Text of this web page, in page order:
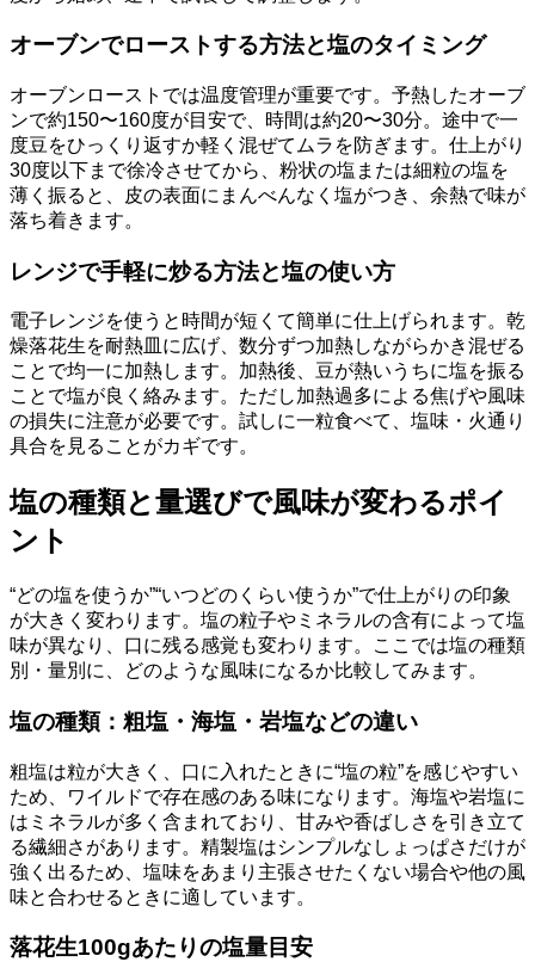
オーブンでローストする方法と塩のタイミング
オーブンローストでは温度管理が重要です。予熱したオーブ
ンで約150〜160度が目安で、時間は約20〜30分。途中で一
度豆をひっくり返すか軽く混ぜてムラを防ぎます。仕上がり
30度以下まで徐冷させてから、粉状の塩または細粒の塩を
薄く振ると、皮の表面にまんべんなく塩がつき、余熱で味が
落ち着きます。
レンジで手軽に炒る方法と塩の使い方
電子レンジを使うと時間が短くて簡単に仕上げられます。乾
燥落花生を耐熱皿に広げ、数分ずつ加熱しながらかき混ぜる
ことで均一に加熱します。加熱後、豆が熱いうちに塩を振る
ことで塩が良く絡みます。ただし加熱過多による焦げや風味
の損失に注意が必要です。試しに一粒食べて、塩味・火通り
具合を見ることがカギです。
塩の種類と量選びで風味が変わるポイ
ント
“どの塩を使うか”“いつどのくらい使うか”で仕上がりの印象
が大きく変わります。塩の粒子やミネラルの含有によって塩
味が異なり、口に残る感覚も変わります。ここでは塩の種類
別・量別に、どのような風味になるか比較してみます。
塩の種類：粗塩・海塩・岩塩などの違い
粗塩は粒が大きく、口に入れたときに“塩の粒”を感じやすい
ため、ワイルドで存在感のある味になります。海塩や岩塩に
はミネラルが多く含まれており、甘みや香ばしさを引き立て
る繊細さがあります。精製塩はシンプルなしょっぱさだけが
強く出るため、塩味をあまり主張させたくない場合や他の風
味と合わせるときに適しています。
落花生100gあたりの塩量目安